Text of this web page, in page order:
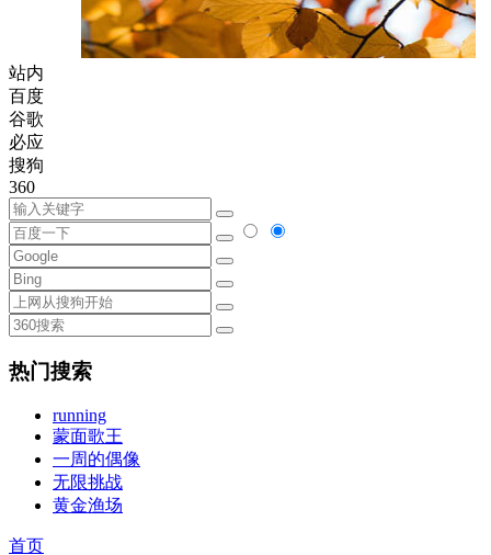
站内
百度
谷歌
必应
搜狗
360
热门搜索
running
蒙面歌王
一周的偶像
无限挑战
黄金渔场
首页